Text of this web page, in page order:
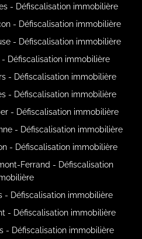
- Défiscalisation immobilière
- Défiscalisation immobilière
- Défiscalisation immobilière
Défiscalisation immobilière
- Défiscalisation immobilière
- Défiscalisation immobilière
- Défiscalisation immobilière
- Défiscalisation immobilière
- Défiscalisation immobilière
Ferrand - Défiscalisation
- Défiscalisation immobilière
- Défiscalisation immobilière
- Défiscalisation immobilière